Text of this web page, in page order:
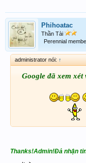
Phihoatac
Thần Tài
Perennial
administrator nói: ↑
Google đã xem
Thanks!Admin!Đả nhận